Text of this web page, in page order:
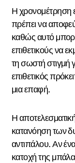
Η χρονομέτρηση
πρέπει να
καθώς αυτό
επιθετικούς να
τη σωστή στιγμή
επιθετικός
μια επαφή.
Η
κατανόηση των
αντιπάλου. Αν
κατοχή της